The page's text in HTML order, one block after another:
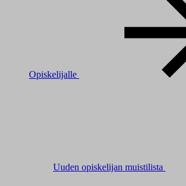
Opiskelijalle
Uuden opiskelijan muistilista